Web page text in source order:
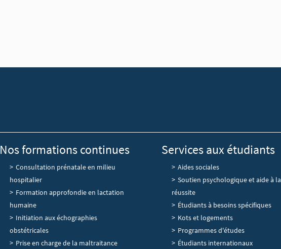
Nos formations continues
Consultation prénatale en milieu
hospitalier
Formation approfondie en lactation
humaine
Initiation aux échographies
obstétricales
Prise en charge de la maltraitance
Services aux étudiants
Aides sociales
Soutien psychologique et aide à la
réussite
Étudiants à besoins spécifiques
Kots et logements
Programmes d'études
Étudiants internationaux